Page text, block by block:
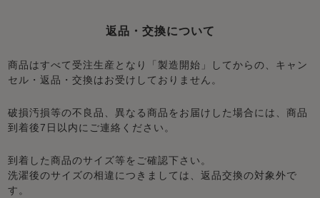
返品・交換について
商品はすべて受注生産となり「製造開始」してからの、キャン
セル・返品・交換はお受けしておりません。
破損汚損等の不良品、異なる商品をお届けした場合には、商品
到着後7日以内にご連絡ください。
到着した商品のサイズ等をご確認下さい。
洗濯後のサイズの相違につきましては、返品交換の対象外で
す。